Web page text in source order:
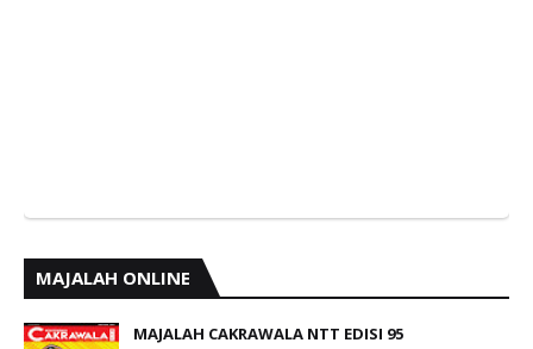
MAJALAH ONLINE
MAJALAH CAKRAWALA NTT EDISI 95